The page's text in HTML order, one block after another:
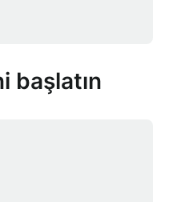
başlatın